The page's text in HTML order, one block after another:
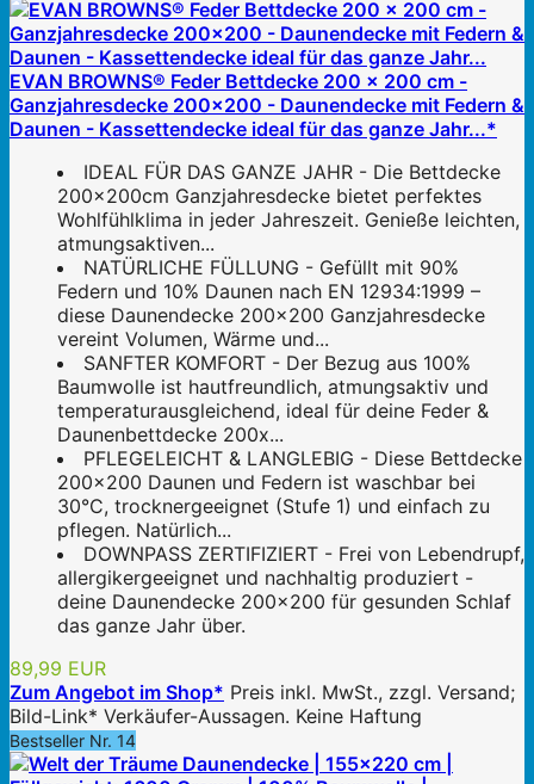
EVAN BROWNS® Feder Bettdecke 200 x 200 cm -
Ganzjahresdecke 200x200 - Daunendecke mit Federn &
Daunen - Kassettendecke ideal für das ganze Jahr...*
IDEAL FÜR DAS GANZE JAHR - Die Bettdecke
200x200cm Ganzjahresdecke bietet perfektes
Wohlfühlklima in jeder Jahreszeit. Genieße leichten,
atmungsaktiven...
NATÜRLICHE FÜLLUNG - Gefüllt mit 90%
Federn und 10% Daunen nach EN 12934:1999 –
diese Daunendecke 200x200 Ganzjahresdecke
vereint Volumen, Wärme und...
SANFTER KOMFORT - Der Bezug aus 100%
Baumwolle ist hautfreundlich, atmungsaktiv und
temperaturausgleichend, ideal für deine Feder &
Daunenbettdecke 200x...
PFLEGELEICHT & LANGLEBIG - Diese Bettdecke
200x200 Daunen und Federn ist waschbar bei
30°C, trocknergeeignet (Stufe 1) und einfach zu
pflegen. Natürlich...
DOWNPASS ZERTIFIZIERT - Frei von Lebendrupf,
allergikergeeignet und nachhaltig produziert -
deine Daunendecke 200x200 für gesunden Schlaf
das ganze Jahr über.
89,99 EUR
Zum Angebot im Shop* Preis inkl. MwSt., zzgl. Versand;
Bild-Link* Verkäufer-Aussagen. Keine Haftung
Bestseller Nr. 14